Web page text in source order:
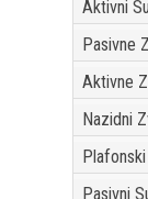
Aktivni
Pasivne
Aktivne
Nazidni
Pasivni